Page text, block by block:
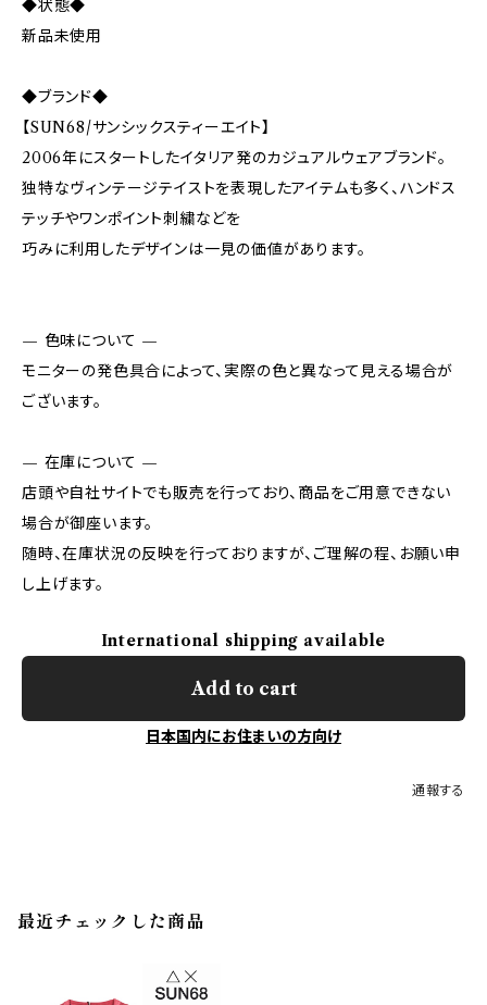
◆状態◆
新品未使用
◆ブランド◆
【SUN68/サンシックスティーエイト】
2006年にスタートしたイタリア発のカジュアルウェアブランド。
独特なヴィンテージテイストを表現したアイテムも多く、ハンドス
テッチやワンポイント刺繍などを
巧みに利用したデザインは一見の価値があります。
— 色味について —
モニターの発色具合によって、実際の色と異なって見える場合が
ございます。
— 在庫について —
店頭や自社サイトでも販売を行っており、商品をご用意できない
場合が御座います。
随時、在庫状況の反映を行っておりますが、ご理解の程、お願い申
し上げます。
International shipping available
Add to cart
日本国内にお住まいの方向け
通報する
最近チェックした商品